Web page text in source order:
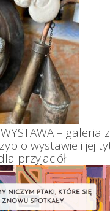
– galeria
o wystawie i jej
przyjaciół